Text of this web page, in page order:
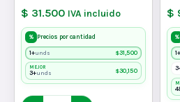
$ 31.500 IVA incluido
% Precios por cantidad
1+unds $31,500
MEJOR
3+unds $30,150
$
%
1+